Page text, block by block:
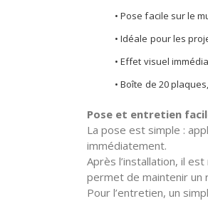
• Pose facile sur le
• Idéale pour les
• Effet visuel
• Boîte de 20
Pose et entretien
La pose est simple :
immédiatement.
Après l’installation, il
permet de maintenir un
Pour l’entretien, un